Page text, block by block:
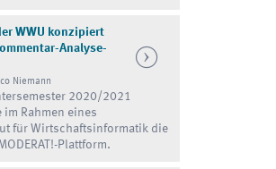
WWU konzipiert
Analyse-
Niemann
2020/2021
Rahmen eines
für Wirtschaftsinformatik die
Plattform.